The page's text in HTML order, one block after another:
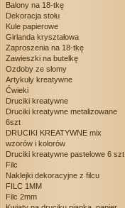
Balony na 18-tkę
Dekoracja stołu
Kule papierowe
Girlanda kryształowa
Zaproszenia na 18-tkę
Zawieszki na butelkę
Ozdoby ze słomy
Artykuły kreatywne
Ćwieki
Druciki kreatywne
Druciki kreatywne metalizowane
6szt
DRUCIKI KREATYWNE mix
wzorów i kolorów
Druciki kreatywne pastelowe 6 szt.
Filc
Naklejki dekoracyjne z filcu
FILC 1MM
Filc 2mm